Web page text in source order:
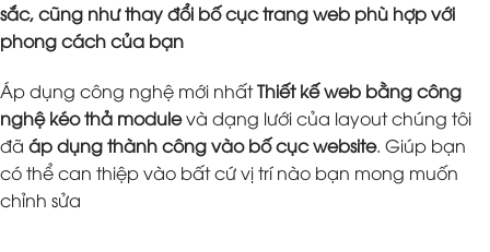
sắc, cũng như thay đổi bố cục trang web phù hợp với
phong cách của bạn
Áp dụng công nghệ mới nhấtThiết kế web bằng công
nghệ kéo thả modulevà dạng lưới của layout chúng tôi
đã áp dụng thành công vào bố cục website. Giúp bạn
có thể can thiệp vào bất cứ vị trí nào bạn mong muốn
chỉnh sửa